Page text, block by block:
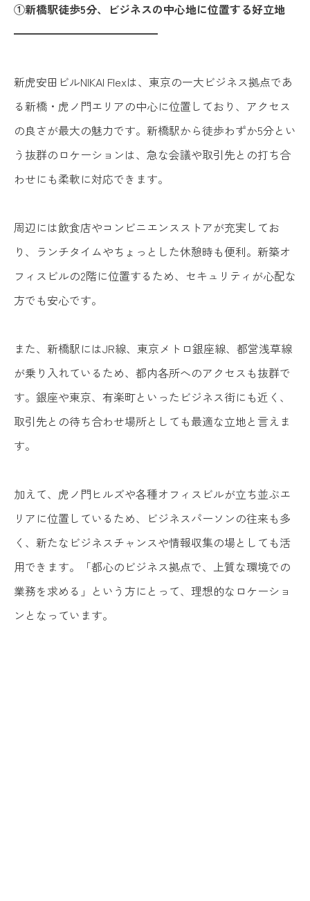
①新橋駅徒歩5分、ビジネスの中心地に位置する好立地
━━━━━━━━━━━━━
新虎安田ビルNIKAI Flexは、東京の一大ビジネス拠点であ
る新橋・虎ノ門エリアの中心に位置しており、アクセス
の良さが最大の魅力です。新橋駅から徒歩わずか5分とい
う抜群のロケーションは、急な会議や取引先との打ち合
わせにも柔軟に対応できます。
周辺には飲食店やコンビニエンスストアが充実してお
り、ランチタイムやちょっとした休憩時も便利。新築オ
フィスビルの2階に位置するため、セキュリティが心配な
方でも安心です。
また、新橋駅にはJR線、東京メトロ銀座線、都営浅草線
が乗り入れているため、都内各所へのアクセスも抜群で
す。銀座や東京、有楽町といったビジネス街にも近く、
取引先との待ち合わせ場所としても最適な立地と言えま
す。
加えて、虎ノ門ヒルズや各種オフィスビルが立ち並ぶエ
リアに位置しているため、ビジネスパーソンの往来も多
く、新たなビジネスチャンスや情報収集の場としても活
用できます。「都心のビジネス拠点で、上質な環境での
業務を求める」という方にとって、理想的なロケーショ
ンとなっています。